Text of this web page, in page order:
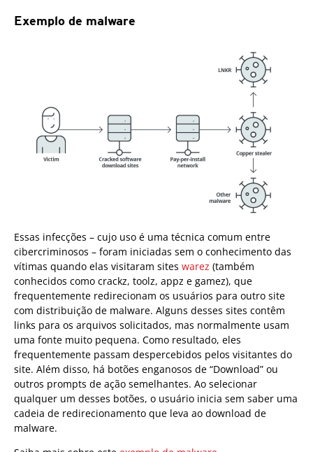
Exemplo de malware
Essas infecções – cujo uso é uma técnica comum entre
cibercriminosos – foram iniciadas sem o conhecimento das
vítimas quando elas visitaram sites warez (também
conhecidos como crackz, toolz, appz e gamez), que
frequentemente redirecionam os usuários para outro site
com distribuição de malware. Alguns desses sites contêm
links para os arquivos solicitados, mas normalmente usam
uma fonte muito pequena. Como resultado, eles
frequentemente passam despercebidos pelos visitantes do
site. Além disso, há botões enganosos de “Download” ou
outros prompts de ação semelhantes. Ao selecionar
qualquer um desses botões, o usuário inicia sem saber uma
cadeia de redirecionamento que leva ao download de
malware.